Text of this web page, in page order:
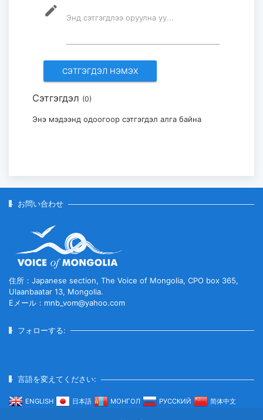
訪問した...
2026-07-29
Mongolia and Japan」...
mode_edit Энд сэтгэгдлээ оруулна уу...
Сэтгэгдэл (0)
Энэ мэдээнд одоогоор сэтгэгдэл алга байна
お問い合わせ
住所：Japanese section, The Voice of Mongolia, CPO box 365,
Ulaanbaatar 13, Mongolia.
Eメール：mnb_vom@yahoo.com
フォローする:
言語を変えてください:
ENGLISH 日本語 МОНГОЛ РУССКИЙ 简体中文